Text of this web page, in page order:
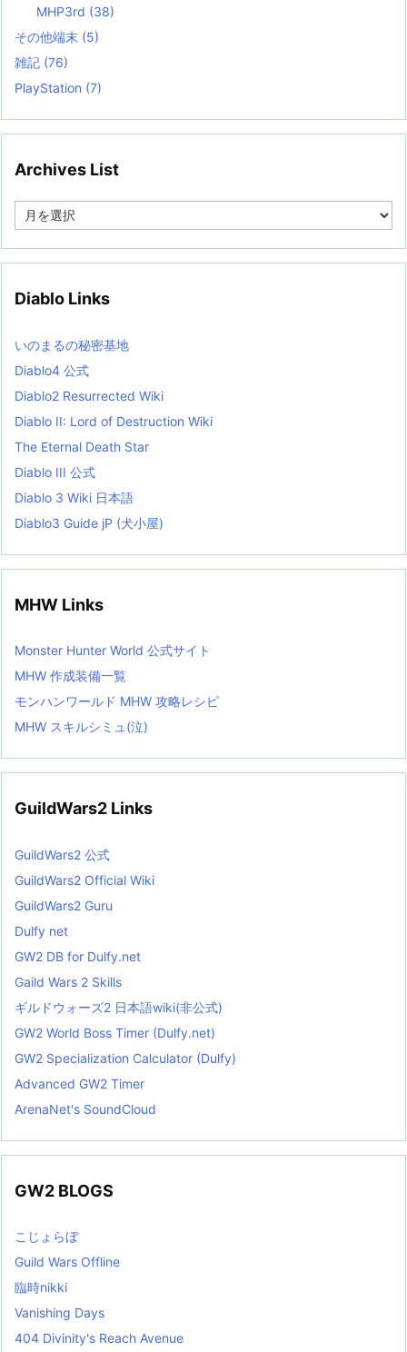
MHP3rd (38)
その他端末 (5)
雑記 (76)
PlayStation (7)
Archives List
e
i
s
t
Diablo Links
いのまるの秘密基地
Diablo4 公式
Diablo2 Resurrected Wiki
Diablo II: Lord of Destruction Wiki
The Eternal Death Star
Diablo III 公式
Diablo 3 Wiki 日本語
Diablo3 Guide jP (犬小屋)
MHW Links
Monster Hunter World 公式サイト
MHW 作成装備一覧
モンハンワールド MHW 攻略レシピ
MHW スキルシミュ(泣)
GuildWars2 Links
GuildWars2 公式
GuildWars2 Official Wiki
GuildWars2 Guru
Dulfy net
GW2 DB for Dulfy.net
Gaild Wars 2 Skills
ギルドウォーズ2 日本語wiki(非公式)
GW2 World Boss Timer (Dulfy.net)
GW2 Specialization Calculator (Dulfy)
Advanced GW2 Timer
ArenaNet's SoundCloud
GW2 BLOGS
こじょらぼ
Guild Wars Offline
臨時nikki
Vanishing Days
404 Divinity's Reach Avenue